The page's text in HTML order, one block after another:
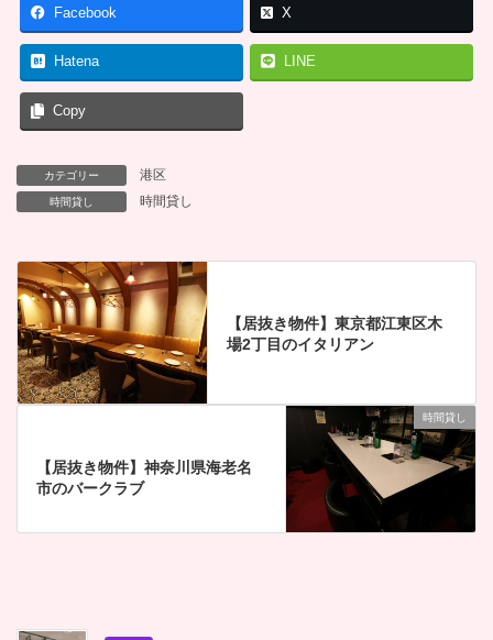
Facebook X
Hatena LINE
Copy
カテゴリー 港区
時間貸し 時間貸し
【居抜き物件】東京都江東区木
場2丁目のイタリアン
時間貸し
【居抜き物件】神奈川県海老名
市のバークラブ